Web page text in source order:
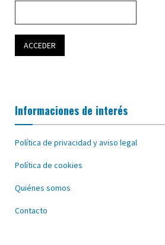
Informaciones de interés
Política de privacidad y aviso legal
Política de cookies
Quiénes somos
Contacto